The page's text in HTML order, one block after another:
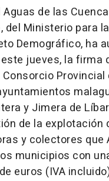
de las
del Ministerio para la
Demográfico, ha
jueves, la firma
Provincial
y Jimera de
de la explotación
y colectores que
municipios con
euros (IVA